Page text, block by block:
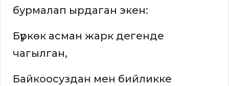
бурмалап ырдаган экен:
Бүркөк асман жарк дегенде
чагылган,
Байкоосуздан мен бийликке